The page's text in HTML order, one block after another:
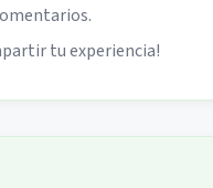
tu experiencia!